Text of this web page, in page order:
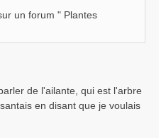
un forum " Plantes
de l'ailante, qui est l'arbre
en disant que je voulais